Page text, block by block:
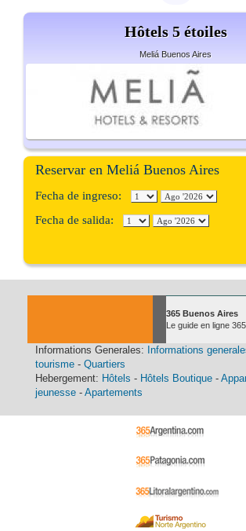
Hôtels 5 étoiles
Meliá Buenos Aires
Reservar en Meliá Buenos Aires
Fecha de ingreso:
Fecha de salida:
365 Buenos Aires
Le guide en ligne
Informations Generales: Informations
tourisme - Quartiers
Hebergement: Hôtels - Hôtels Boutique -
jeunesse - Apartements